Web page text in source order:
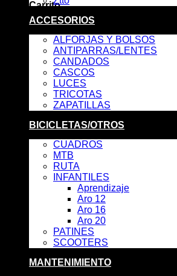
Carrito
ACCESORIOS
ALFORJAS Y BOLSOS
ANTIPARRAS/LENTES
CANDADOS
CASCOS
LUCES
TRICOTAS
ZAPATILLAS
BICICLETAS/OTROS
CUADROS
MTB
RUTA
INFANTILES
Aprendizaje
Aro 12
Aro 16
Aro 20
PATINES
SCOOTERS
MANTENIMIENTO